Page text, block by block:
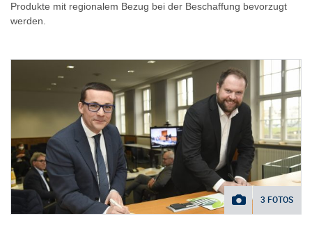
Produkte mit regionalem Bezug bei der Beschaffung bevorzugt
werden.
3 FOTOS